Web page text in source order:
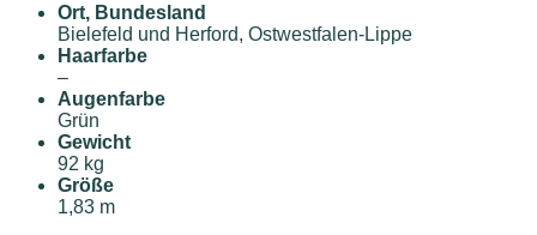
Ort, Bundesland
Bielefeld und Herford, Ostwestfalen-Lippe
Haarfarbe
–
Augenfarbe
Grün
Gewicht
92 kg
Größe
1,83 m